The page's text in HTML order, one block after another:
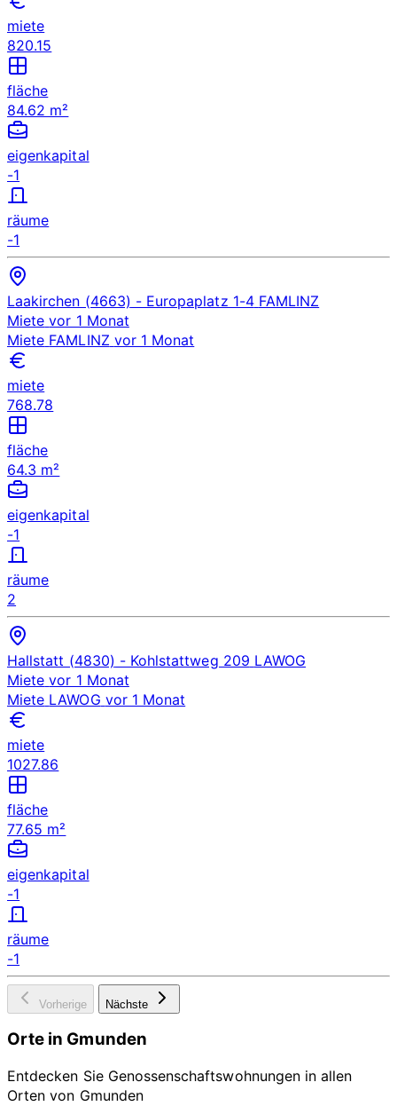
miete
820.15
fläche
84.62 m²
eigenkapital
-1
räume
-1
Laakirchen (4663) - Europaplatz 1-4 FAMLINZ
Miete vor 1 Monat
Miete FAMLINZ vor 1 Monat
miete
768.78
fläche
64.3 m²
eigenkapital
-1
räume
2
Hallstatt (4830) - Kohlstattweg 209 LAWOG
Miete vor 1 Monat
Miete LAWOG vor 1 Monat
miete
1027.86
fläche
77.65 m²
eigenkapital
-1
räume
-1
Vorherige Nächste
Orte in Gmunden
Entdecken Sie Genossenschaftswohnungen in allen
Orten von Gmunden